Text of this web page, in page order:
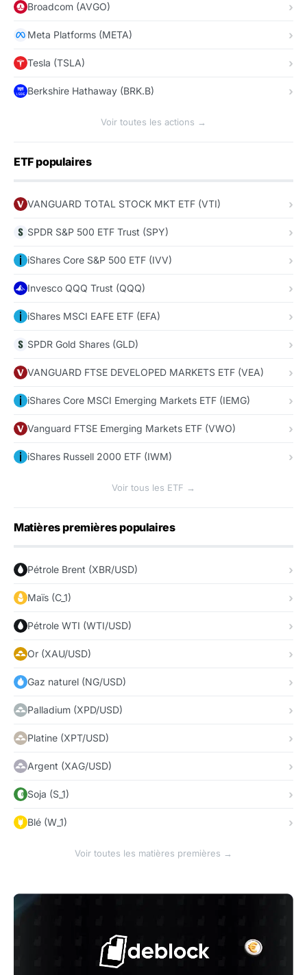
Broadcom (AVGO)
Meta Platforms (META)
Tesla (TSLA)
Berkshire Hathaway (BRK.B)
Voir toutes les actions →
ETF populaires
VANGUARD TOTAL STOCK MKT ETF (VTI)
SPDR S&P 500 ETF Trust (SPY)
iShares Core S&P 500 ETF (IVV)
Invesco QQQ Trust (QQQ)
iShares MSCI EAFE ETF (EFA)
SPDR Gold Shares (GLD)
VANGUARD FTSE DEVELOPED MARKETS ETF (VEA)
iShares Core MSCI Emerging Markets ETF (IEMG)
Vanguard FTSE Emerging Markets ETF (VWO)
iShares Russell 2000 ETF (IWM)
Voir tous les ETF →
Matières premières populaires
Pétrole Brent (XBR/USD)
Maïs (C_1)
Pétrole WTI (WTI/USD)
Or (XAU/USD)
Gaz naturel (NG/USD)
Palladium (XPD/USD)
Platine (XPT/USD)
Argent (XAG/USD)
Soja (S_1)
Blé (W_1)
Voir toutes les matières premières →